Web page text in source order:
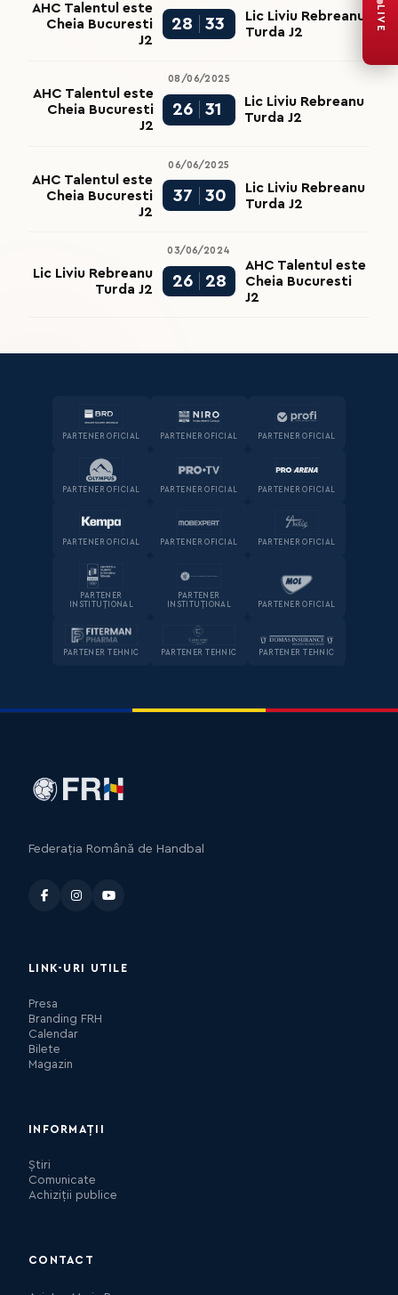
AHC Talentul este
Cheia Bucuresti
J2
28 33
Lic Liviu Rebreanu
Turda J2
08/06/2025
AHC Talentul este
Cheia Bucuresti
J2
26 31
Lic Liviu Rebreanu
Turda J2
06/06/2025
AHC Talentul este
Cheia Bucuresti
J2
37 30
Lic Liviu Rebreanu
Turda J2
03/06/2024
Lic Liviu Rebreanu
Turda J2
26 28
AHC Talentul este
Cheia Bucuresti
J2
PARTENER OFICIAL PARTENER OFICIAL PARTENER OFICIAL
PARTENER OFICIAL PARTENER OFICIAL PARTENER OFICIAL
PARTENER OFICIAL PARTENER OFICIAL PARTENER OFICIAL
PARTENER
INSTITUȚIONAL
PARTENER
INSTITUȚIONAL
PARTENER OFICIAL
PARTENER TEHNIC PARTENER TEHNIC PARTENER TEHNIC
LIVE
Federația Română de Handbal
LINK-URI UTILE
Presa
Branding FRH
Calendar
Bilete
Magazin
INFORMAȚII
Știri
Comunicate
Achiziții publice
CONTACT